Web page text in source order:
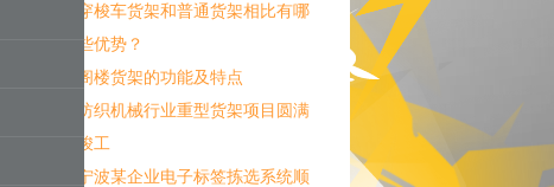
穿梭车货架和普通货架相比有哪
些优势？
阁楼货架的功能及特点
纺织机械行业重型货架项目圆满
竣工
宁波某企业电子标签拣选系统顺